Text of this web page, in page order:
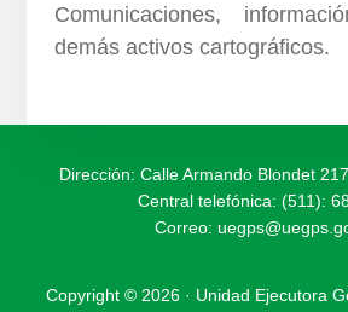
Comunicaciones,
demás activos cartográficos.
Dirección: Calle Armando Blondet
Central telefónica: (511):
Correo:
Copyright © 2026 · Unidad Ejecutora